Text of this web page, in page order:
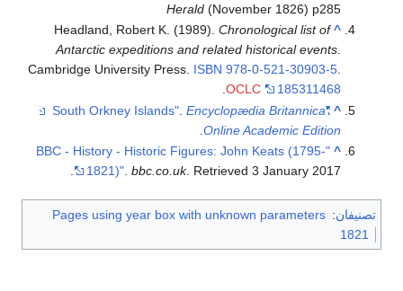
Herald (November 1826) p285
^
Headland, Robert K. (1989).Chronological list of
Antarctic expeditions and related historical events.
Cambridge University Press. ISBN 978-0-521-30903-5.
OCLC
185311468
.
^
"South Orkney Islands"
.Encyclopædia Britannica
Online Academic Edition
.
^
"BBC - History - Historic Figures: John Keats (1795-
1821)" .bbc.co.uk. Retrieved3 January 2017
تصنيفان:
Pages using year box with unknown parameters
1821